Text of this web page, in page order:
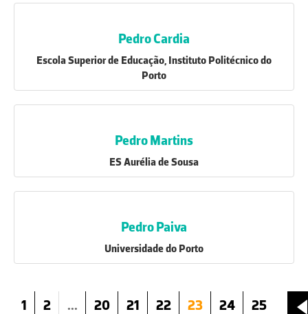
Pedro Cardia
Escola Superior de Educação, Instituto Politécnico do
Porto
Pedro Martins
ES Aurélia de Sousa
Pedro Paiva
Universidade do Porto
1 2 ... 20 21 22 23 24
25